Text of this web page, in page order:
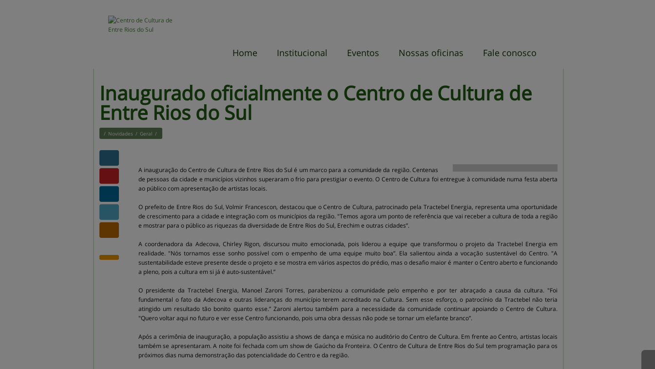
Home Institucional Eventos Nossas oficinas Fale conosco
Inaugurado oficialmente o Centro de Cultura de
Entre Rios do Sul
/ Novidades / Geral /
A inauguração do Centro de Cultura de Entre Rios do Sul é um marco para a comunidade da região. Centenas
de pessoas da cidade e municípios vizinhos superaram o frio para prestigiar o evento. O Centro de Cultura foi entregue à comunidade numa festa aberta
ao público com apresentação de artistas locais.
O prefeito de Entre Rios do Sul, Volmir Francescon, destacou que o Centro de Cultura, patrocinado pela Tractebel Energia, representa uma oportunidade
de crescimento para a cidade e integração com os municípios da região. "Temos agora um ponto de referência que vai receber a cultura de toda a região
e mostrar para o público as riquezas da diversidade de Entre Rios do Sul, Erechim e outras cidades”.
A coordenadora da Adecova, Chirley Rigon, discursou muito emocionada, pois liderou a equipe que transformou o projeto da Tractebel Energia em
realidade. "Nós tornamos esse sonho possível com o empenho de uma equipe muito boa”. Ela salientou ainda a vocação sustentável do Centro. "A
sustentabilidade esteve presente desde o projeto e se mostra em vários aspectos do prédio, mas o desafio maior é manter o Centro aberto e funcionando
a pleno, pois a cultura em si já é auto-sustentável.”
O presidente da Tractebel Energia, Manoel Zaroni Torres, parabenizou a comunidade pelo empenho e por ter abraçado a causa da cultura. "Foi
fundamental o fato da Adecova e outras lideranças do município terem acreditado na Cultura. Sem esse esforço, o patrocínio da Tractebel não teria
atingido um resultado tão bonito quanto esse.” Zaroni alertou também para a necessidade da comunidade continuar apoiando o Centro de Cultura.
"Quero voltar aqui no futuro e ver esse Centro funcionando, pois uma obra dessas não pode se tornar um elefante branco”.
Após a cerimônia de inauguração, a população assistiu a shows de dança e música no auditório do Centro de Cultura. Em frente ao Centro, artistas locais
também se apresentaram. A noite foi fechada com um show de Gaúcho da Fronteira. O Centro de Cultura de Entre Rios do Sul tem programação para os
próximos dias numa demonstração das potencialidade do Centro e da região.